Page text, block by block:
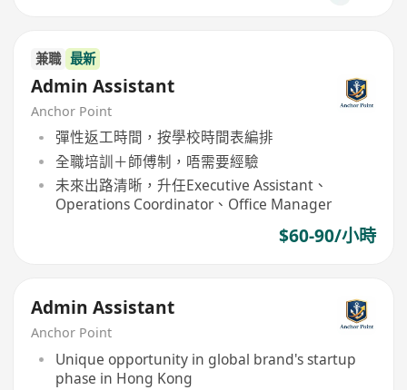
兼職 最新
Admin Assistant
Anchor Point
彈性返工時間，按學校時間表編排
全職培訓＋師傅制，唔需要經驗
未來出路清晰，升任Executive Assistant、
Operations Coordinator、Office Manager
$60-90/小時
Admin Assistant
Anchor Point
Unique opportunity in global brand's startup
phase in Hong Kong